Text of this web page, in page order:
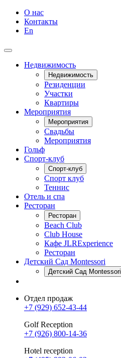
О нас
Контакты
En
Недвижимость
Недвижимость
Резиденции
Участки
Квартиры
Мероприятия
Мероприятия
Свадьбы
Мероприятия
Гольф
Спорт-клуб
Спорт-клуб
Спорт клуб
Теннис
Отель и спа
Ресторан
Ресторан
Beach Club
Club House
Кафе JLRExperience
Ресторан
Детский Сад Montessori
Детский Сад Montessori
Отдел продаж
+7 (929) 652-43-44
Golf Reception
+7 (926) 800-14-36
Hotel reception